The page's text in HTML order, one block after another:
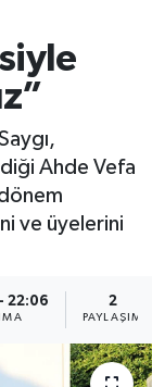
Ahde Vefa
ve üyelerini
22:06 2
PAYLAŞIM